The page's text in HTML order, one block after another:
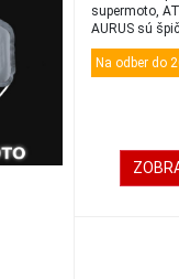
supermoto,
AURUS sú
okuliare, kt...
Na odber do